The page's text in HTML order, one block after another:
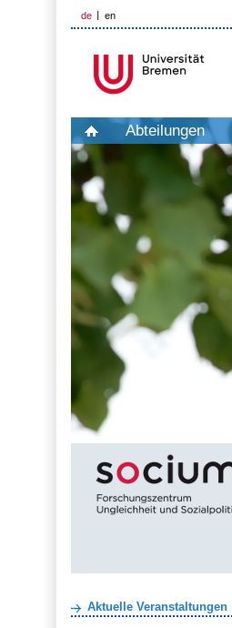
de en
Abteilungen
Aktuelle Veranstaltungen